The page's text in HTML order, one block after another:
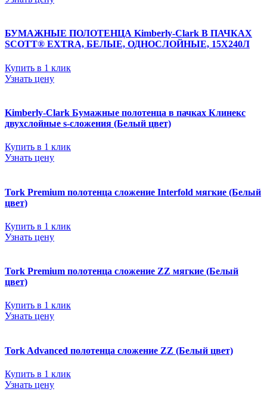
БУМАЖНЫЕ ПОЛОТЕНЦА Kimberly-Clark В ПАЧКАХ
SCOTT® EXTRA, БЕЛЫЕ, ОДНОСЛОЙНЫЕ, 15Х240Л
Купить в 1 клик
Узнать цену
Kimberly-Clark Бумажные полотенца в пачках Клинекс
двухслойные s-сложения (Белый цвет)
Купить в 1 клик
Узнать цену
Tork Premium полотенца сложение Interfold мягкие (Белый
цвет)
Купить в 1 клик
Узнать цену
Tork Premium полотенца сложение ZZ мягкие (Белый
цвет)
Купить в 1 клик
Узнать цену
Tork Advanced полотенца сложение ZZ (Белый цвет)
Купить в 1 клик
Узнать цену